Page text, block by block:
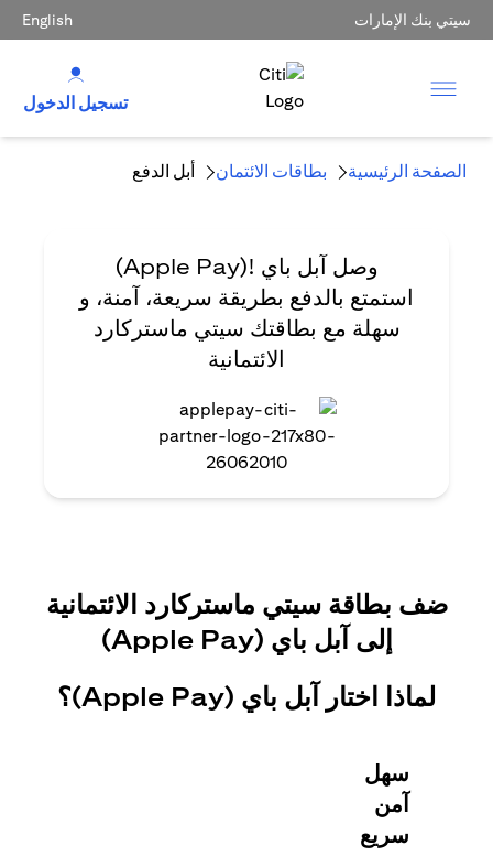
سيتي بنك الإمارات English
تسجيل الدخول
الصفحة الرئيسية بطاقات الائتمان أبل الدفع
وصل آبل باي !(Apple Pay)
استمتع بالدفع بطريقة سريعة، آمنة، و
سهلة مع بطاقتك سيتي ماستركارد
الائتمانية
ضف بطاقة سيتي ماستركارد الائتمانية
إلى آبل باي (Apple Pay)
لماذا اختار آبل باي (Apple Pay)؟
سهل
آمن
سريع